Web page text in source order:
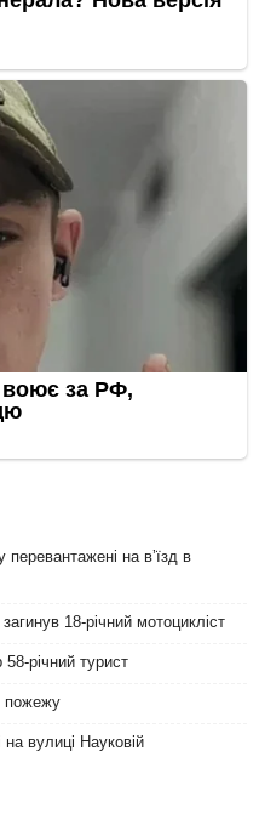
перевантажені на вʼїзд в
18-річний мотоцикліст
річний турист
пожежу
вулиці Науковій